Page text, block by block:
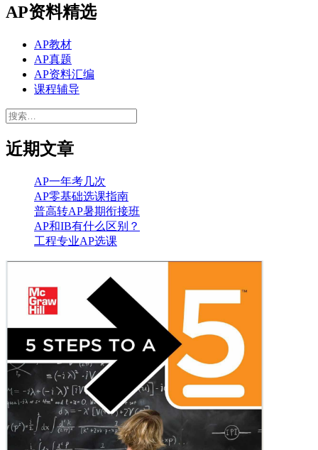
AP资料精选
AP教材
AP真题
AP资料汇编
课程辅导
搜
近期文章
AP一年考几次
AP零基础选课指南
普高转AP暑期衔接班
AP和IB有什么区别？
工程专业AP选课